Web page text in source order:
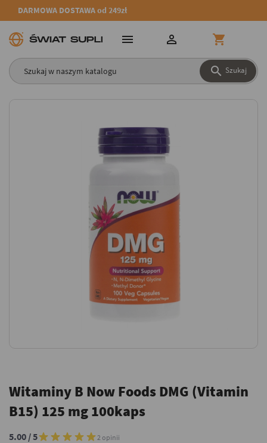
DARMOWA DOSTAWA od 249zł
 Szukaj
  
Witaminy B Now Foods DMG (Vitamin
B15) 125 mg 100kaps
5.00 / 5 2 opinii